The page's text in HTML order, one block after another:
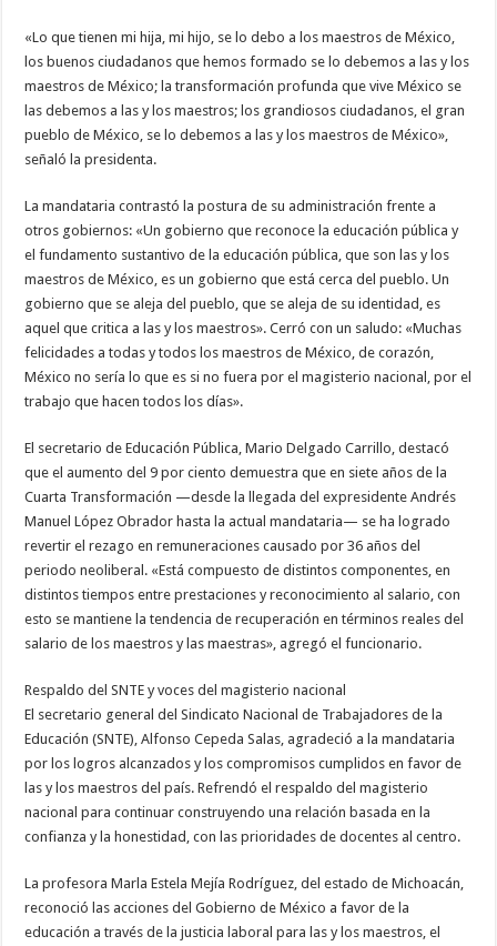
«Lo que tienen mi hija, mi hijo, se lo debo a los maestros de México,
los buenos ciudadanos que hemos formado se lo debemos a las y los
maestros de México; la transformación profunda que vive México se
las debemos a las y los maestros; los grandiosos ciudadanos, el gran
pueblo de México, se lo debemos a las y los maestros de México»,
señaló la presidenta.
La mandataria contrastó la postura de su administración frente a
otros gobiernos: «Un gobierno que reconoce la educación pública y
el fundamento sustantivo de la educación pública, que son las y los
maestros de México, es un gobierno que está cerca del pueblo. Un
gobierno que se aleja del pueblo, que se aleja de su identidad, es
aquel que critica a las y los maestros». Cerró con un saludo: «Muchas
felicidades a todas y todos los maestros de México, de corazón,
México no sería lo que es si no fuera por el magisterio nacional, por el
trabajo que hacen todos los días».
El secretario de Educación Pública, Mario Delgado Carrillo, destacó
que el aumento del 9 por ciento demuestra que en siete años de la
Cuarta Transformación —desde la llegada del expresidente Andrés
Manuel López Obrador hasta la actual mandataria— se ha logrado
revertir el rezago en remuneraciones causado por 36 años del
periodo neoliberal. «Está compuesto de distintos componentes, en
distintos tiempos entre prestaciones y reconocimiento al salario, con
esto se mantiene la tendencia de recuperación en términos reales del
salario de los maestros y las maestras», agregó el funcionario.
Respaldo del SNTE y voces del magisterio nacional
El secretario general del Sindicato Nacional de Trabajadores de la
Educación (SNTE), Alfonso Cepeda Salas, agradeció a la mandataria
por los logros alcanzados y los compromisos cumplidos en favor de
las y los maestros del país. Refrendó el respaldo del magisterio
nacional para continuar construyendo una relación basada en la
confianza y la honestidad, con las prioridades de docentes al centro.
La profesora Marla Estela Mejía Rodríguez, del estado de Michoacán,
reconoció las acciones del Gobierno de México a favor de la
educación a través de la justicia laboral para las y los maestros, el